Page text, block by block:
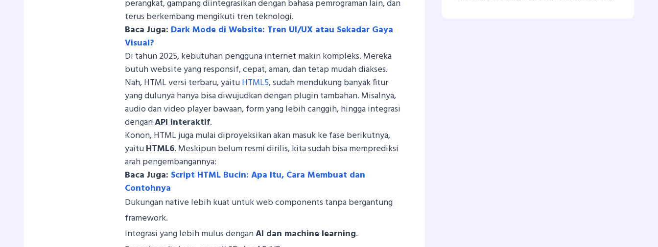
perangkat, gampang diintegrasikan dengan bahasa pemrograman lain, dan
terus berkembang mengikuti tren teknologi.
Baca Juga: Dark Mode di Website: Tren UI/UX atau Sekadar Gaya
Visual?
Di tahun 2025, kebutuhan pengguna internet makin kompleks. Mereka
butuh website yang responsif, cepat, aman, dan tetap mudah diakses.
Nah, HTML versi terbaru, yaituHTML5, sudah mendukung banyak fitur
yang dulunya hanya bisa diwujudkan dengan plugin tambahan. Misalnya,
audio dan video player bawaan, form yang lebih canggih, hingga integrasi
denganAPI interaktif.
Konon, HTML juga mulai diproyeksikan akan masuk ke fase berikutnya,
yaituHTML6. Meskipun belum resmi dirilis, kita sudah bisa memprediksi
arah pengembangannya:
Baca Juga: Script HTML Bucin: Apa Itu, Cara Membuat dan
Contohnya
Dukungan native lebih kuat untuk web components tanpa bergantung
framework.
Integrasi yang lebih mulus denganAI dan machine learning.